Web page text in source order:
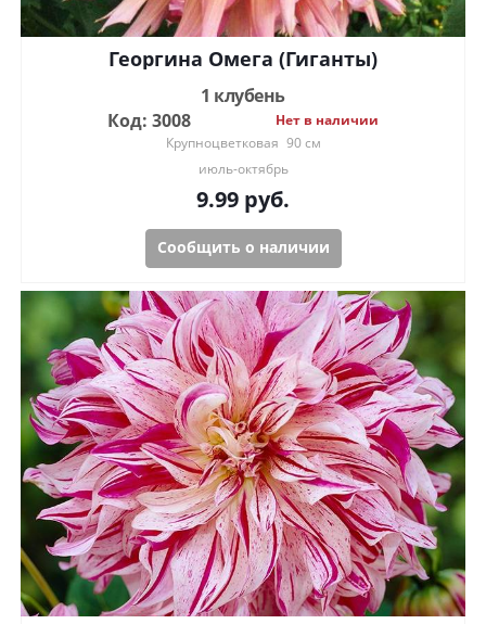
Георгина Омега (Гиганты)
1 клубень
Код: 3008
Нет в наличии
Крупноцветковая 90 см
июль-октябрь
9.99 руб.
Сообщить о наличии